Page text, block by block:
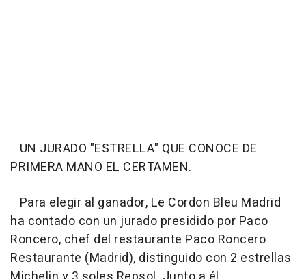
UN JURADO "ESTRELLA" QUE CONOCE DE
PRIMERA MANO EL CERTAMEN.
Para elegir al ganador, Le Cordon Bleu Madrid
ha contado con un jurado presidido por Paco
Roncero, chef del restaurante Paco Roncero
Restaurante (Madrid), distinguido con 2 estrellas